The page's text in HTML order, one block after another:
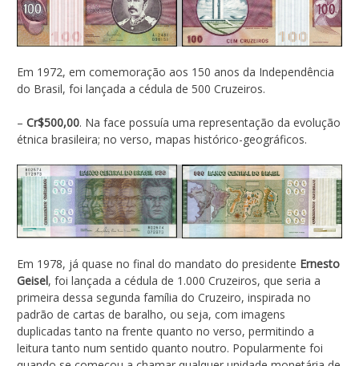
Em 1972, em comemoração aos 150 anos da Independência
do Brasil, foi lançada a cédula de 500 Cruzeiros.
– Cr$500,00. Na face possuía uma representação da evolução
étnica brasileira; no verso, mapas histórico-geográficos.
Em 1978, já quase no final do mandato do presidente Ernesto
Geisel, foi lançada a cédula de 1.000 Cruzeiros, que seria a
primeira dessa segunda família do Cruzeiro, inspirada no
padrão de cartas de baralho, ou seja, com imagens
duplicadas tanto na frente quanto no verso, permitindo a
leitura tanto num sentido quanto noutro. Popularmente foi